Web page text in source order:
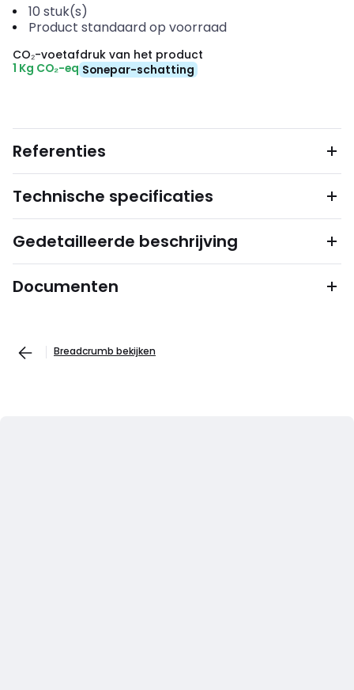
10 stuk(s)
Product standaard op voorraad
CO₂-voetafdruk van het product
1 Kg CO₂-eq Sonepar-schatting
Referenties
Technische specificaties
Gedetailleerde beschrijving
Documenten
Breadcrumb bekijken